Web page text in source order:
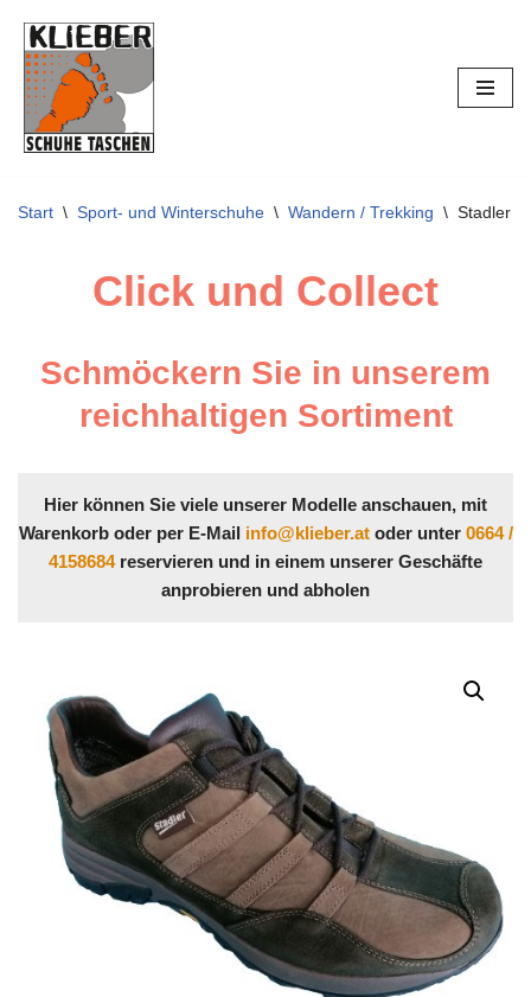
Zum
Inhalt
springen
Start \ Sport- und Winterschuhe \ Wandern / Trekking \ Stadler
Click und Collect
Schmöckern Sie in unserem
reichhaltigen Sortiment
Hier können Sie viele unserer Modelle anschauen, mit
Warenkorb oder per E-Mail info@klieber.atoder unter 0664 /
4158684reservieren und in einem unserer Geschäfte
anprobieren und abholen